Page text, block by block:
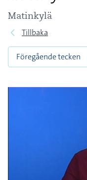
Matinkylä
Tillbaka
Föregående tecken